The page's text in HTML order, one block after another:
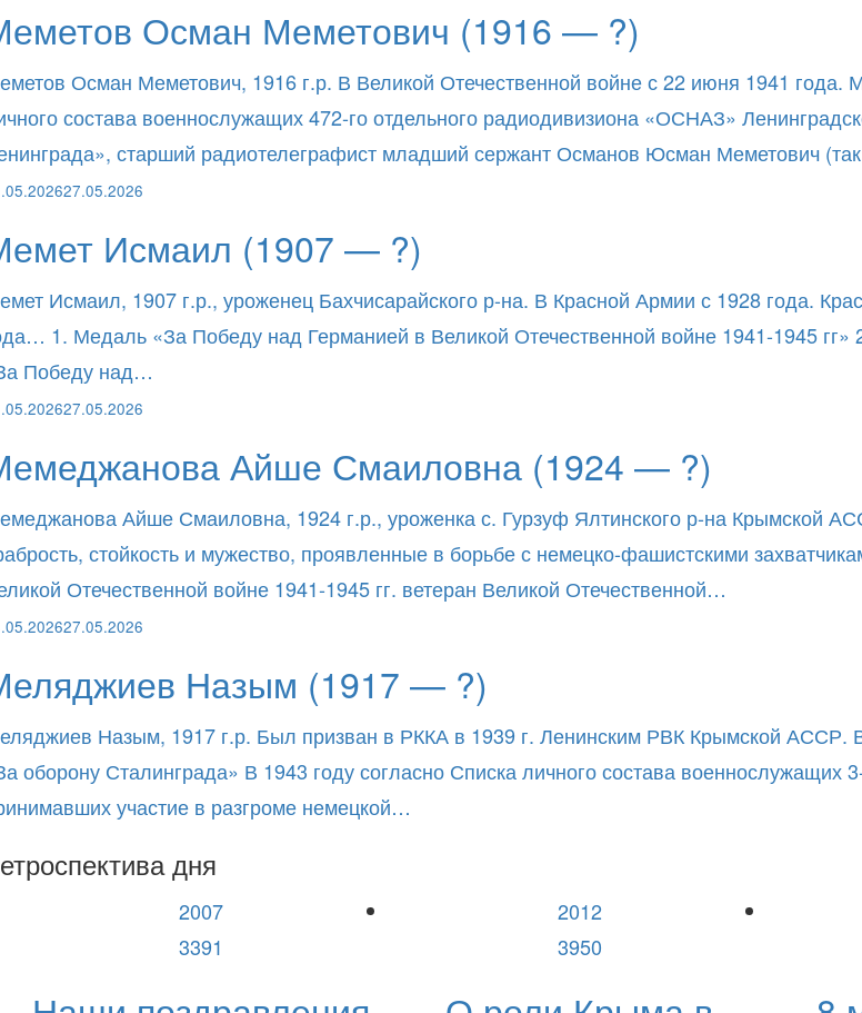
Осман Меметович (1916 — ?)
Осман Меметович, 1916 г.р. В Великой Отечественной войне с 22 июня 1941
состава военнослужащих 472-го отдельного радиодивизиона «ОСНАЗ»
старший радиотелеграфист младший сержант Османов Юсман Меметович
27.05.2026
Исмаил (1907 — ?)
Исмаил, 1907 г.р., уроженец Бахчисарайского р-на. В Красной Армии с 1928 года.
1. Медаль «За Победу над Германией в Великой Отечественной войне 1941-1945 гг»
Победу над…
27.05.2026
Айше Смаиловна (1924 — ?)
Айше Смаиловна, 1924 г.р., уроженка с. Гурзуф Ялтинского р-на Крымской
стойкость и мужество, проявленные в борьбе с немецко-фашистскими
Отечественной войне 1941-1945 гг. ветеран Великой Отечественной…
27.05.2026
Назым (1917 — ?)
Назым, 1917 г.р. Был призван в РККА в 1939 г. Ленинским РВК Крымской АССР.
оборону Сталинграда» В 1943 году согласно Списка личного состава
участие в разгроме немецкой…
дня
2007
3391
2012
3950